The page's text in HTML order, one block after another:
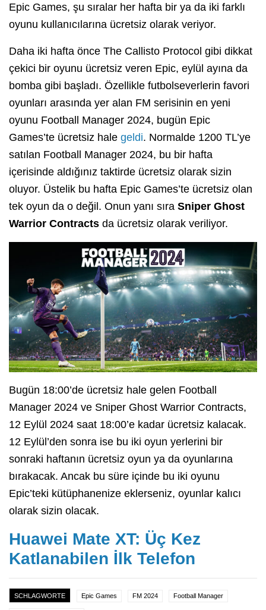
Epic Games, şu sıralar her hafta bir ya da iki farklı
oyunu kullanıcılarına ücretsiz olarak veriyor.
Daha iki hafta önce The Callisto Protocol gibi dikkat
çekici bir oyunu ücretsiz veren Epic, eylül ayına da
bomba gibi başladı. Özellikle futbolseverlerin favori
oyunları arasında yer alan FM serisinin en yeni
oyunu Football Manager 2024, bugün Epic
Games’te ücretsiz hale geldi. Normalde 1200 TL’ye
satılan Football Manager 2024, bu bir hafta
içerisinde aldığınız taktirde ücretsiz olarak sizin
oluyor. Üstelik bu hafta Epic Games’te ücretsiz olan
tek oyun da o değil. Onun yanı sıra Sniper Ghost
Warrior Contracts da ücretsiz olarak veriliyor.
Bugün 18:00’de ücretsiz hale gelen Football
Manager 2024 ve Sniper Ghost Warrior Contracts,
12 Eylül 2024 saat 18:00’e kadar ücretsiz kalacak.
12 Eylül’den sonra ise bu iki oyun yerlerini bir
sonraki haftanın ücretsiz oyun ya da oyunlarına
bırakacak. Ancak bu süre içinde bu iki oyunu
Epic’teki kütüphanenize eklerseniz, oyunlar kalıcı
olarak sizin olacak.
Huawei Mate XT: Üç Kez
Katlanabilen İlk Telefon
SCHLAGWORTE Epic Games FM 2024 Football Manager